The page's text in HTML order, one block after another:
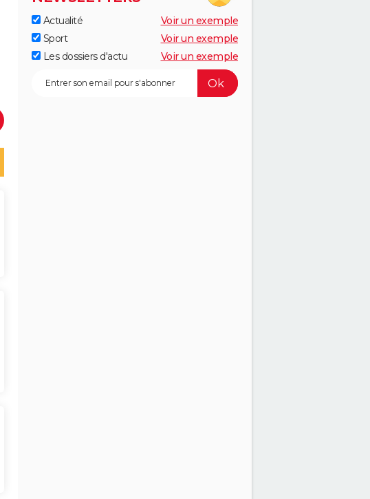
Actualité
Voir un exemple
Sport
Voir un exemple
Les dossiers d'actu
Voir un exemple